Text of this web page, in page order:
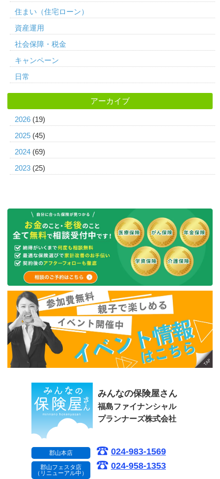
住まい（住宅ローン）
資産運用
社会保障・税金
キャンペーン
日常
アーカイブ
2026 (19)
2025 (45)
2024 (69)
2023 (25)
みんなの保険屋さん
福島ファイナンシャル
プランナーズ株式会社
郡山本店 024-983-1569
郡山フェスタ店
（リニューアル中）
024-958-1353